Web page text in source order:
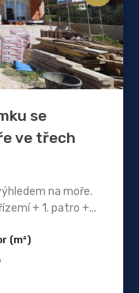
se
ve třech
na moře.
+ 1. patro +...
(m²)